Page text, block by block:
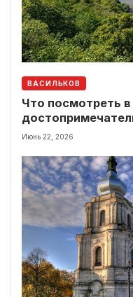
ВАСИЛЬКОВ
Что посмотреть
локации рядом
Июнь 22, 2026